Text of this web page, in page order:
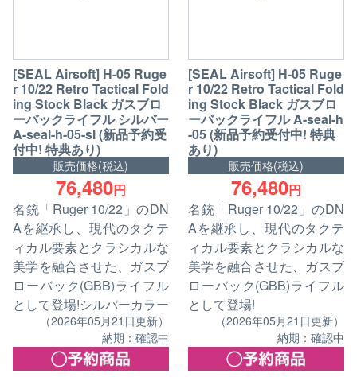
[SEAL Airsoft] H-05 Ruge
r 10/22 Retro Tactical Fold
ing Stock Black ガスブロ
ーバックライフル シルバー
A-seal-h-05-sl (新品予約受
付中! 特典あり)
販売価格(税込)
76,480円
名銃「Ruger 10/22」のDN
Aを継承し、現代のタクテ
ィカル要素とクラシカルな
美学を融合させた、ガスブ
ローバック(GBB)ライフル
として登場!シルバーカラー
（2026年05月21日更新）
納期：確認中
[SEAL Airsoft] H-05 Ruge
r 10/22 Retro Tactical Fold
ing Stock Black ガスブロ
ーバックライフル A-seal-h
-05 (新品予約受付中! 特典
あり)
販売価格(税込)
76,480円
名銃「Ruger 10/22」のDN
Aを継承し、現代のタクテ
ィカル要素とクラシカルな
美学を融合させた、ガスブ
ローバック(GBB)ライフル
として登場!
（2026年05月21日更新）
納期：確認中